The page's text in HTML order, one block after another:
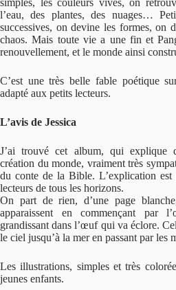
simples, les couleurs vives, on
l’eau, des plantes, des nuages…
successives, on devine les formes, on
chaos. Mais toute vie a une fin et
renouvellement, et le monde ainsi
C’est une très belle fable poétique
adapté aux petits lecteurs.
L’avis de Jessica
J’ai trouvé cet album, qui explique
création du monde, vraiment très
du conte de la Bible. L’explication
lecteurs de tous les horizons.
On part de rien, d’une page
apparaissent en commençant par
grandissant dans l’œuf qui va éclore.
le ciel jusqu’à la mer en passant par les
Les illustrations, simples et très
jeunes enfants.